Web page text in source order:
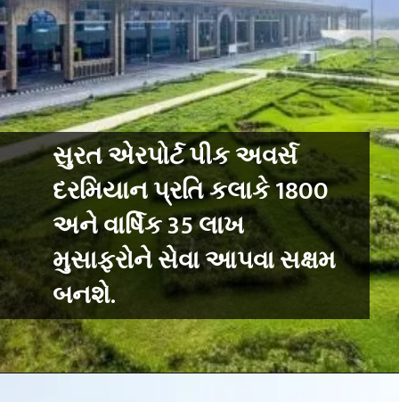
સુરત એરપોર્ટ પીક અવર્સ
દરમિયાન પ્રતિ કલાકે 1800
અને વાર્ષિક 35 લાખ
મુસાફરોને સેવા આપવા સક્ષમ
બનશે.